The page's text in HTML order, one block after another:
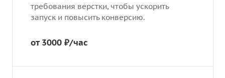
требования верстки, чтобы ускорить
запуск и повысить конверсию.
от 3000 ₽/час